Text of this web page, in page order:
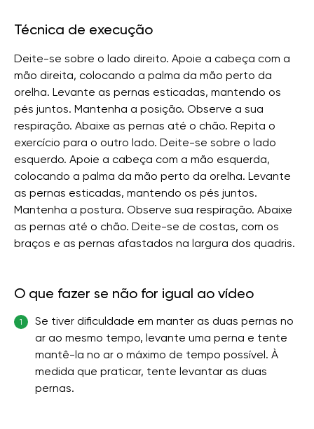
Técnica de execução
Deite-se sobre o lado direito. Apoie a cabeça com a
mão direita, colocando a palma da mão perto da
orelha. Levante as pernas esticadas, mantendo os
pés juntos. Mantenha a posição. Observe a sua
respiração. Abaixe as pernas até o chão. Repita o
exercício para o outro lado. Deite-se sobre o lado
esquerdo. Apoie a cabeça com a mão esquerda,
colocando a palma da mão perto da orelha. Levante
as pernas esticadas, mantendo os pés juntos.
Mantenha a postura. Observe sua respiração. Abaixe
as pernas até o chão. Deite-se de costas, com os
braços e as pernas afastados na largura dos quadris.
O que fazer se não for igual ao vídeo
1
Se tiver dificuldade em manter as duas pernas no
ar ao mesmo tempo, levante uma perna e tente
mantê-la no ar o máximo de tempo possível. À
medida que praticar, tente levantar as duas
pernas.